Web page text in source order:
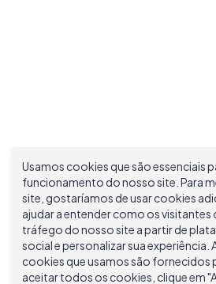
Usamos cookies que são essenciais
funcionamento do nosso site. Para
site, gostaríamos de usar cookies
ajudar a entender como os visitantes
tráfego do nosso site a partir de
social e personalizar sua experiência.
cookies que usamos são fornecidos
aceitar todos os cookies, clique em